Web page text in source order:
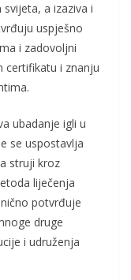
a izaziva i
uspješno
i zadovoljni
certifikatu i znanju
ubadanje igli u
se uspostavlja
struji kroz
liječenja
potvrđuje
druge
i udruženja